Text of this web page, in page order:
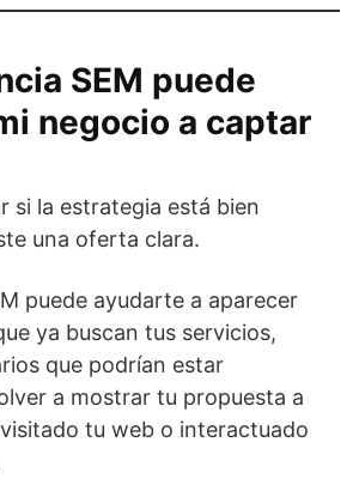
SEM puede
negocio a captar
si la estrategia está bien
una oferta clara.
puede ayudarte a aparecer
ya buscan tus servicios,
que podrían estar
a mostrar tu propuesta a
tu web o interactuado